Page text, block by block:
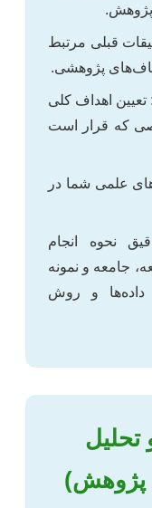
قبلی مرتبط
پژوهشی.
تعیین اهداف کلی
که قرار است
علمی شما در
نحوه انجام
جامعه و نمونه
داده‌ها و روش
پژوهش)